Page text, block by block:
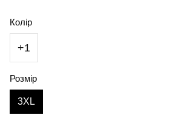
Колір
+1
Розмір
3XL